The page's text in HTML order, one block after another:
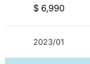
$ 6,990
2023/01